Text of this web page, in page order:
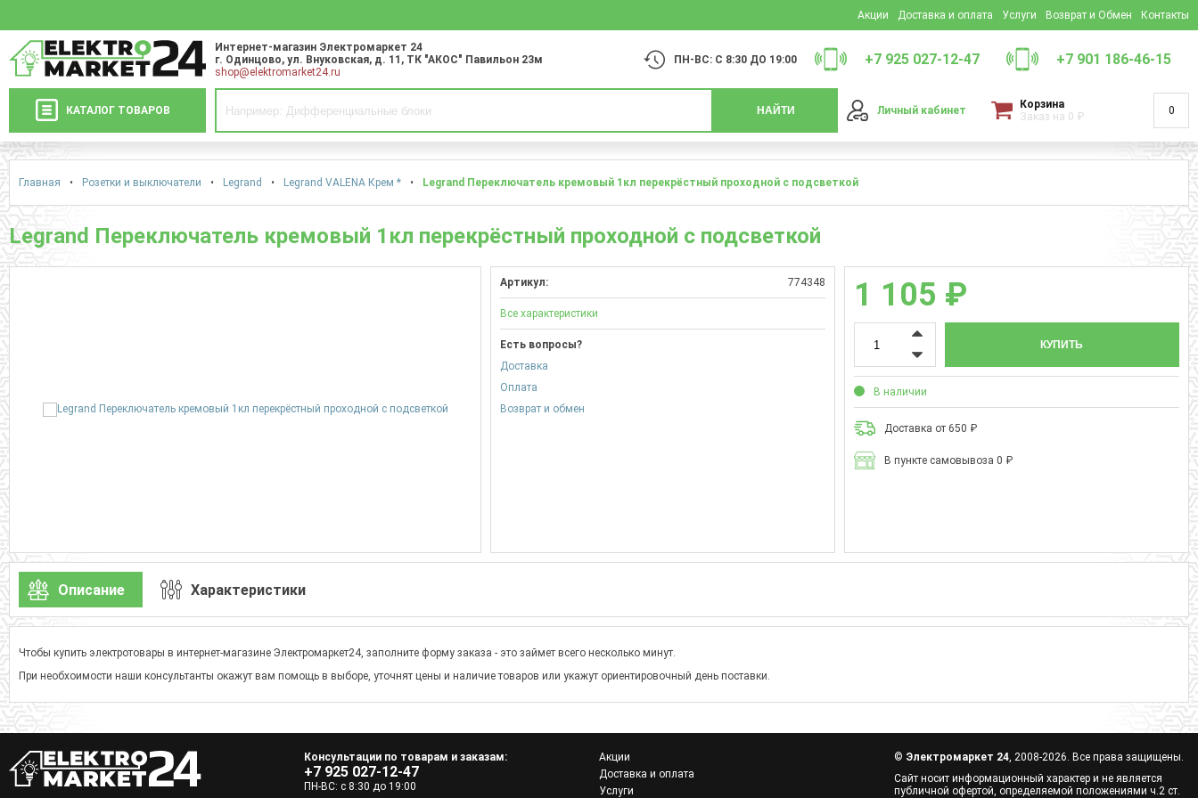
Акции Доставка и оплата Услуги Возврат и Обмен Контакты
Интернет-магазин Электромаркет 24
г. Одинцово, ул. Внуковская, д. 11 , ТК "АКОС" Павильон 23м
shop@elektromarket24.ru
ПН-ВС: С 8:30 ДО 19:00 +7 925 027-12-47 +7 901 186-46-15
КАТАЛОГ ТОВАРОВ НАЙТИ Личный кабинет
Корзина
Заказ на 0 ₽ 0
Главная • Розетки и выключатели • Legrand • Legrand VALENA Крем * • Legrand Переключатель кремовый 1кл перекрёстный проходной с подсветкой
Legrand Переключатель кремовый 1кл перекрёстный проходной с подсветкой
Артикул: 774348
Все характеристики
Есть вопросы?
Доставка
Оплата
Возврат и обмен
1 105 ₽
КУПИТЬ
В наличии
Доставка от 650 ₽
В пункте самовывоза 0 ₽
Описание Характеристики
Чтобы купить электротовары в интернет-магазине Электромаркет24, заполните форму заказа - это займет всего несколько минут.
При необхоимости наши консультанты окажут вам помощь в выборе, уточнят цены и наличие товаров или укажут ориентировочный день поставки.
Консультации по товарам и заказам:
+7 925 027-12-47
ПН-ВС: с 8:30 до 19:00
Акции
Доставка и оплата
Услуги
© Электромаркет 24, 2008-2026. Все права защищены.
Сайт носит информационный характер и не является
публичной офертой, определяемой положениями ч.2 ст.